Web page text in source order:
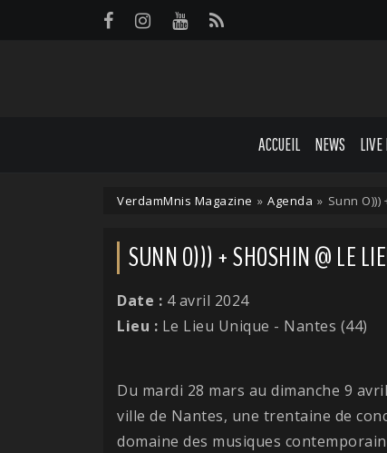
ACCUEIL NEWS LIVE
VerdamMnis Magazine » Agenda » Sunn
SUNN O))) + SHOSHIN @ LE
Date : 4 avril 2024
Lieu : Le Lieu Unique - Nantes (44)
Du mardi 28 mars au dimanche 9
ville de Nantes, une trentaine de
domaine des musiques
Panneau de gestion des cookies